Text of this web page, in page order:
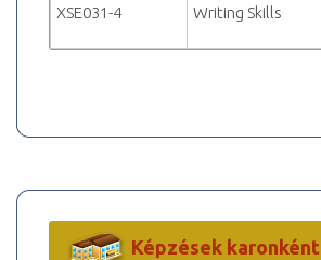
XSE031-4 Writing Skills
Képzések karonként